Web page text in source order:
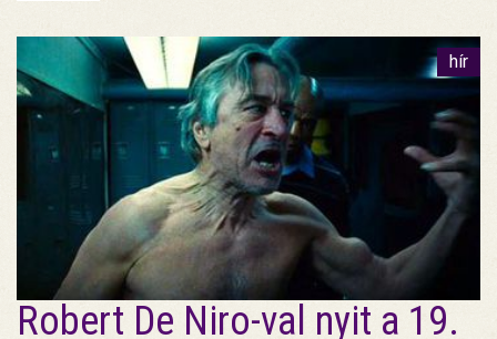
hír
Robert De Niro-val nyit a 19.